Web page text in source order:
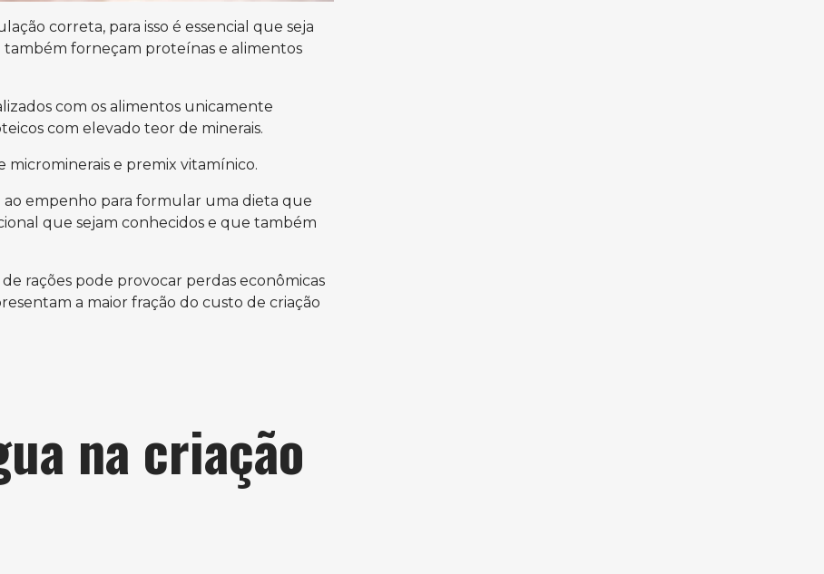
correta, para isso é essencial que seja
forneçam proteínas e alimentos
com os alimentos unicamente
com elevado teor de minerais.
microminerais e premix vitamínico.
ao empenho para formular uma dieta que
que sejam conhecidos e que também
rações pode provocar perdas econômicas
a maior fração do custo de criação
na criação